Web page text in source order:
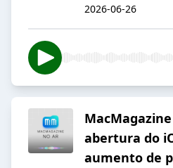
2026-06-26
abertura do
aumento de